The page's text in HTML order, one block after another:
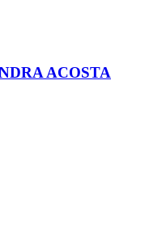
ACOSTA